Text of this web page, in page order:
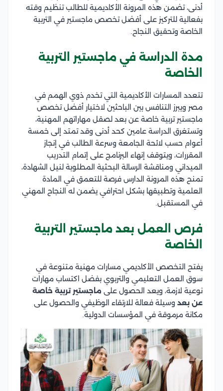
أدنى، تضمن هذه المرونة الأكاديمية للطالب تنظيم وقته
بفعالية للتركيز على أفضل تخصص ماجستير في التربية
الخاصة وتحقيق النجاح.
مدة الدراسة في ماجستير التربية
الخاصة
تتعدد المسارات الأكاديمية التي تخدم ذوي الهمم في
مصر ويبرز التنافس بين الباحثين لاختيار أفضل تخصص
ماجستير تربية خاصة عن بعد لصقل مهاراتهم المهنية،
وتستغرق الدراسة عامين كحد أدنى وقد تمتد إلى خمسة
أعوام حسب لائحة الجامعة وسرعة الطالب في إنجاز
المقررات، ويتوقف إنهاء البرنامج على إتمام التدريب
الميداني ومناقشة الرسالة البحثية المطلوبة لنيل الشهادة،
تمنح هذه المرونة الدارس فرصة للتعمق في المادة
العلمية وتطبيقها بشكل احترافي يضمن له النجاح المهني
في المستقبل.
فرص العمل بعد ماجستير التربية
الخاصة
يفتح التخصص الأكاديمي مسارات مهنية متنوعة في
سوق العمل التعليمي والتربوي بفضل اكتساب مهارات
نوعية لازمة، ويعد الحصول على ماجستير تربية خاصة
عن بعد وسيلة فعالة للارتقاء الوظيفي والحصول على
مكانة مرموقة في المؤسسات الدولية.